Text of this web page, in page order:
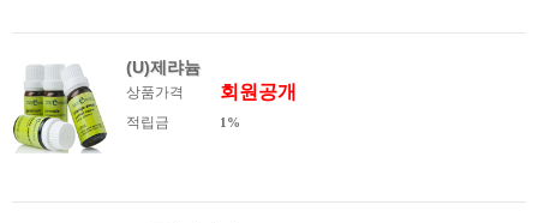
(U)제랴늄
상품가격 회원공개
적립금 1%